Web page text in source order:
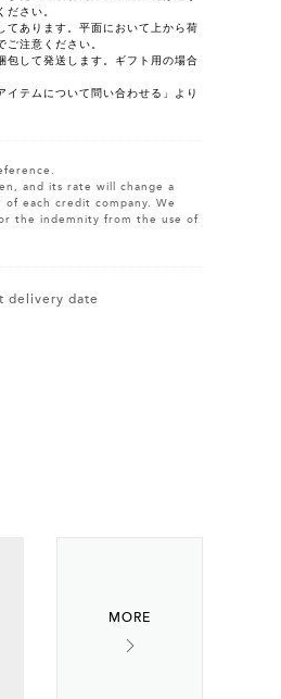
さい。
てあります。平面において上から荷
注意ください。
包して発送します。ギフト用の場合
テムについて問い合わせる」より
and its rate will change a
each credit company. We
the indemnity from the use of
delivery date